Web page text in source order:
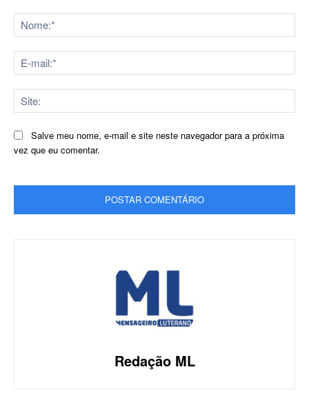
Salve meu nome, e-mail e site neste navegador para a próxima
vez que eu comentar.
Redação ML